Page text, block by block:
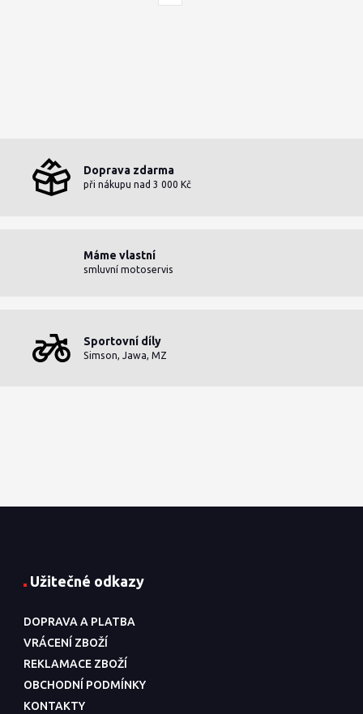
Doprava zdarma
při nákupu nad 3 000 Kč
Máme vlastní
smluvní motoservis
Sportovní díly
Simson, Jawa, MZ
Užitečné odkazy
DOPRAVA A PLATBA
VRÁCENÍ ZBOŽÍ
REKLAMACE ZBOŽÍ
OBCHODNÍ PODMÍNKY
KONTAKTY